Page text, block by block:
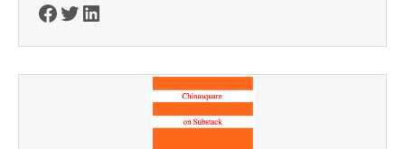
Facebook
Twitter
LinkedIn